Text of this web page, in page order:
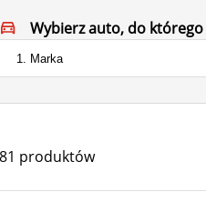
Wybierz auto, do którego
produktów